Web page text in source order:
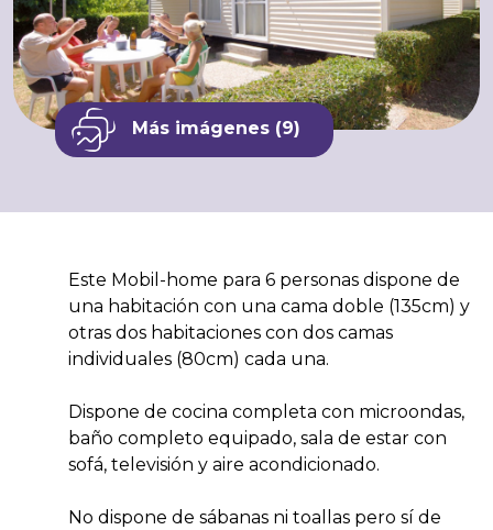
Más imágenes (9)
Este Mobil-home para 6 personas dispone de
una habitación con una cama doble (135cm) y
otras dos habitaciones con dos camas
individuales (80cm) cada una.
Dispone de cocina completa con microondas,
baño completo equipado, sala de estar con
sofá, televisión y aire acondicionado.
No dispone de sábanas ni toallas pero sí de